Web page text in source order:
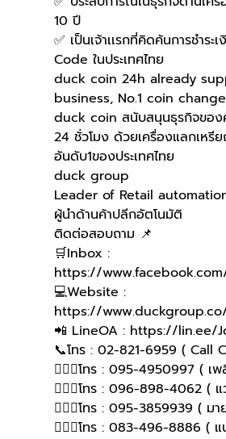
10 ปี
✅ เป็นเจ้าเเรกที่คิดค้นการชำร
Code ในประเทศไทย
duck coin 24h already
business, No.1 coin
duck coin สนับสนุนธุรกิจขอ
24 ชั่วโมง ด้วยเครื่องแลกเหรี
อันดับ1ของประเทศไทย
duck group
Leader of Retail
ผู้นำด้านค้าปลีกอัตโนมัติ
ติดต่อสอบถาม 📌
🛒Inbox :
https://
💻Website :
https://
📲 LineOA : https://lin.ee/
📞โทร : 02-821-6959 ( Call
🙋🏻‍♀โทร : 095-4950997 ( เ
🙋🏻‍♀โทร : 096-898-4062 (
🙋🏻‍♀️โทร : 095-3859939 ( มา
🙋🏻‍♀️โทร : 083-496-8886 (